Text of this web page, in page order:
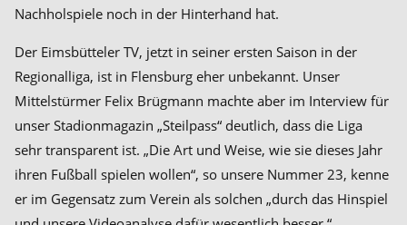
Nachholspiele noch in der Hinterhand hat.
Der Eimsbütteler TV, jetzt in seiner ersten Saison in der
Regionalliga, ist in Flensburg eher unbekannt. Unser
Mittelstürmer Felix Brügmann machte aber im Interview für
unser Stadionmagazin „Steilpass“ deutlich, dass die Liga
sehr transparent ist. „Die Art und Weise, wie sie dieses Jahr
ihren Fußball spielen wollen“, so unsere Nummer 23, kenne
er im Gegensatz zum Verein als solchen „durch das Hinspiel